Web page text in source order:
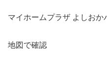
マイホームプラザ よしおか
地図で確認